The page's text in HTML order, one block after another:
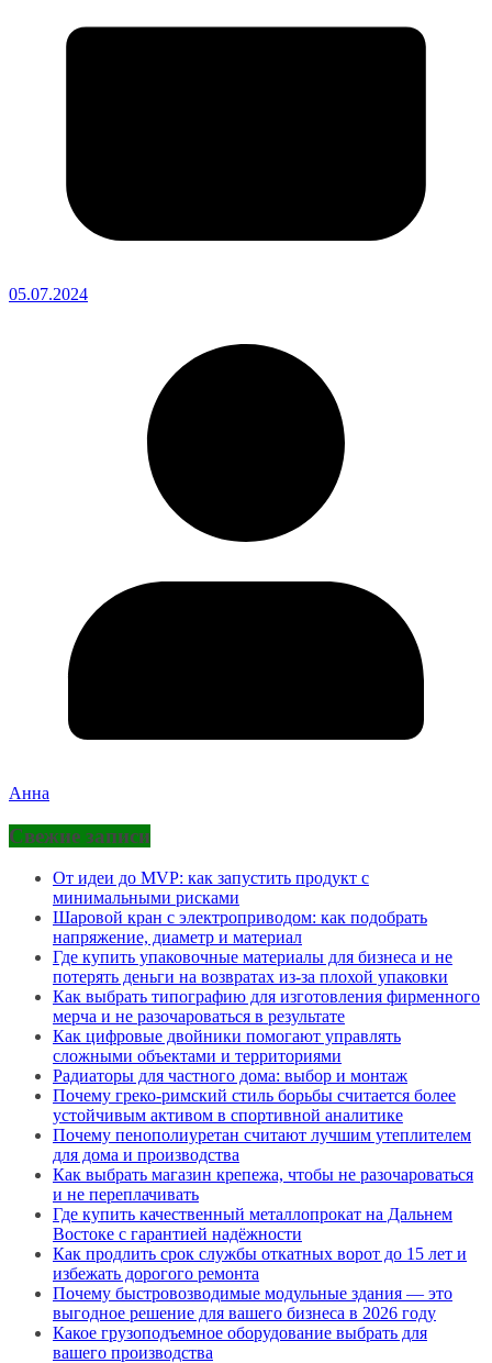
05.07.2024
Анна
Свежие записи
От идеи до MVP: как запустить продукт с
минимальными рисками
Шаровой кран с электроприводом: как подобрать
напряжение, диаметр и материал
Где купить упаковочные материалы для бизнеса и не
потерять деньги на возвратах из-за плохой упаковки
Как выбрать типографию для изготовления фирменного
мерча и не разочароваться в результате
Как цифровые двойники помогают управлять
сложными объектами и территориями
Радиаторы для частного дома: выбор и монтаж
Почему греко-римский стиль борьбы считается более
устойчивым активом в спортивной аналитике
Почему пенополиуретан считают лучшим утеплителем
для дома и производства
Как выбрать магазин крепежа, чтобы не разочароваться
и не переплачивать
Где купить качественный металлопрокат на Дальнем
Востоке с гарантией надёжности
Как продлить срок службы откатных ворот до 15 лет и
избежать дорогого ремонта
Почему быстровозводимые модульные здания — это
выгодное решение для вашего бизнеса в 2026 году
Какое грузоподъемное оборудование выбрать для
вашего производства